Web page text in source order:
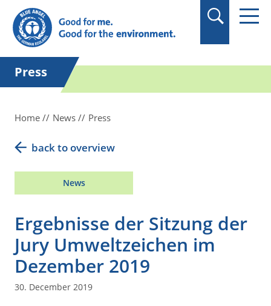
in quotation marks.
Press
Home News Press
back to overview
News
Ergebnisse der Sitzung der
Jury Umweltzeichen im
Dezember 2019
30. December 2019